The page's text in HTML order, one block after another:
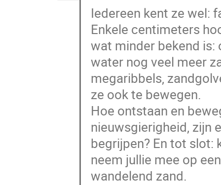
Iedereen kent ze wel:
Enkele centimeters
wat minder bekend is:
water nog veel meer
megaribbels,
ze ook te bewegen.
Hoe ontstaan en
nieuwsgierigheid, zijn
begrijpen? En tot slot:
neem jullie mee op
wandelend zand.